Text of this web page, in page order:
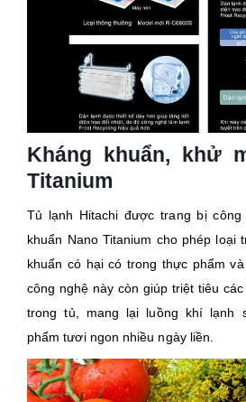
Kháng khuẩn, khử
Titanium
Tủ lạnh Hitachi được trang bị
khuẩn Nano Titanium cho phép loại
khuẩn có hại có trong thực phẩm
công nghệ này còn giúp triệt tiêu
trong tủ, mang lại luồng khí lạnh
phẩm tươi ngon nhiều ngày liền.